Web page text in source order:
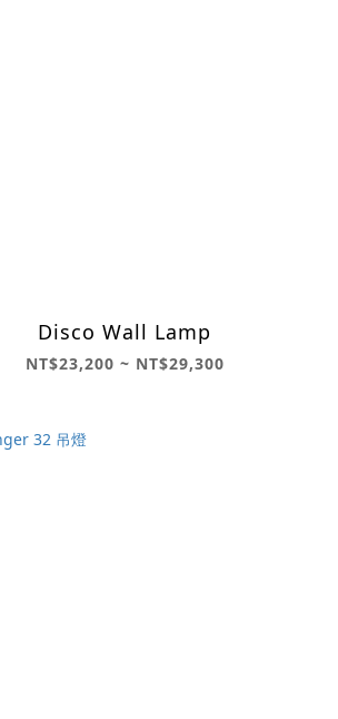
Disco Wall Lamp
NT$23,200 ~ NT$29,300